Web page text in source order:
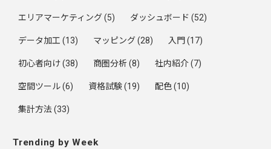
エリアマーケティング(5) ダッシュボード (52)
データ加工 (13) マッピング(28) 入門(17)
初心者向け(38) 商圏分析(8) 社内紹介(7)
空間ツール(6) 資格試験(19) 配色(10)
集計方法 (33)
Trending by Week